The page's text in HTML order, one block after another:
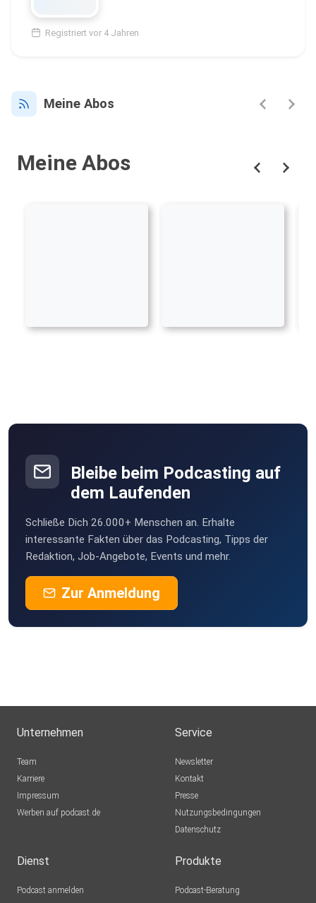
Registriert vor 4 Jahren
Meine Abos
Meine Abos
Bleibe beim Podcasting auf
dem Laufenden
Schließe Dich 26.000+ Menschen an. Erhalte
interessante Fakten über das Podcasting, Tipps der
Redaktion, Job-Angebote, Events und mehr.
Zur Anmeldung
Unternehmen
Team
Karriere
Impressum
Werben auf podcast.de
Service
Newsletter
Kontakt
Presse
Nutzungsbedingungen
Datenschutz
Dienst
Podcast anmelden
Produkte
Podcast-Beratung